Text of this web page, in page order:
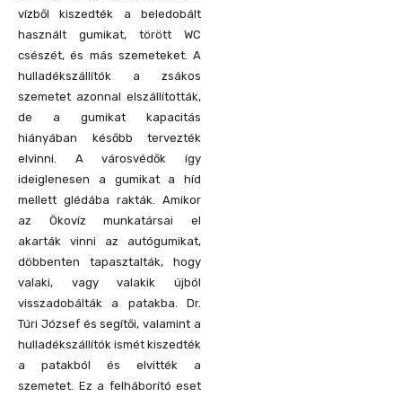
vízből kiszedték a beledobált
használt gumikat, törött WC
csészét, és más szemeteket. A
hulladékszállítók a zsákos
szemetet azonnal elszállították,
de a gumikat kapacitás
hiányában később tervezték
elvinni. A városvédők így
ideiglenesen a gumikat a híd
mellett glédába rakták. Amikor
az Ökovíz munkatársai el
akarták vinni az autógumikat,
döbbenten tapasztalták, hogy
valaki, vagy valakik újból
visszadobálták a patakba. Dr.
Túri József és segítői, valamint a
hulladékszállítók ismét kiszedték
a patakból és elvitték a
szemetet. Ez a felháborító eset